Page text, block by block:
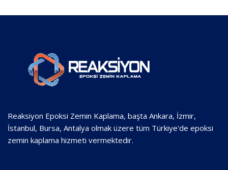
Reaksiyon Epoksi Zemin Kaplama, başta Ankara, İzmir,
İstanbul, Bursa, Antalya olmak üzere tüm Türkiye'de epoksi
zemin kaplama hizmeti vermektedir.